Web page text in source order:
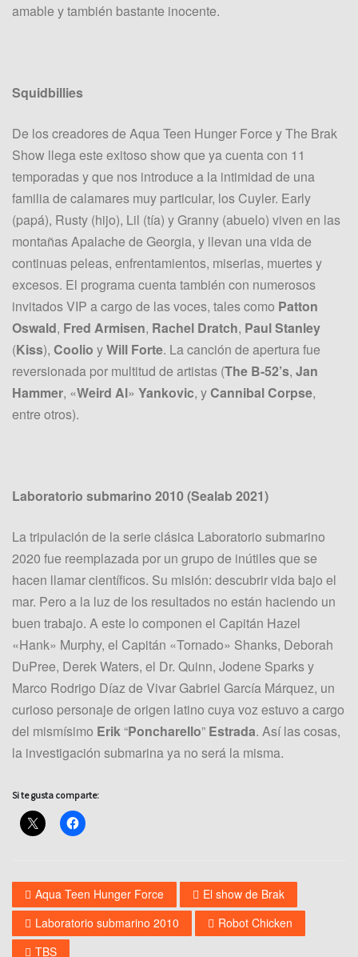
amable y también bastante inocente.
Squidbillies
De los creadores de Aqua Teen Hunger Force y The Brak
Show llega este exitoso show que ya cuenta con 11
temporadas y que nos introduce a la intimidad de una
familia de calamares muy particular, los Cuyler. Early
(papá), Rusty (hijo), Lil (tía) y Granny (abuelo) viven en las
montañas Apalache de Georgia, y llevan una vida de
continuas peleas, enfrentamientos, miserias, muertes y
excesos. El programa cuenta también con numerosos
invitados VIP a cargo de las voces, tales como Patton
Oswald, Fred Armisen, Rachel Dratch, Paul Stanley
(Kiss), Coolio yWill Forte. La canción de apertura fue
reversionada por multitud de artistas (The B-52’s, Jan
Hammer, «Weird Al» Yankovic, yCannibal Corpse,
entre otros).
Laboratorio submarino 2010 (Sealab 2021)
La tripulación de la serie clásica Laboratorio submarino
2020 fue reemplazada por un grupo de inútiles que se
hacen llamar científicos. Su misión: descubrir vida bajo el
mar. Pero a la luz de los resultados no están haciendo un
buen trabajo. A este lo componen el Capitán Hazel
«Hank» Murphy, el Capitán «Tornado» Shanks, Deborah
DuPree, Derek Waters, el Dr. Quinn, Jodene Sparks y
Marco Rodrigo Díaz de Vivar Gabriel García Márquez, un
curioso personaje de origen latino cuya voz estuvo a cargo
del mismísimo Erik“Poncharello” Estrada. Así las cosas,
la investigación submarina ya no será la misma.
Si te gusta comparte:
Aqua Teen Hunger Force
El show de Brak
Laboratorio submarino 2010
Robot Chicken
TBS